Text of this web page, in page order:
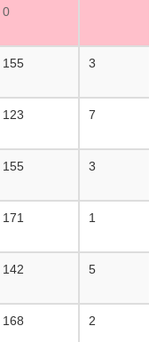
0
155 3
123 7
155 3
171 1
142 5
168 2